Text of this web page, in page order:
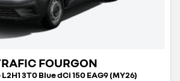
FOURGON
3T0 Blue dCi 150 EAG9 (MY26)